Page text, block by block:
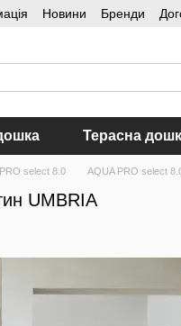
Новини Бренди
Терасна
select 8.0 AQUA PRO select
UMBRIA